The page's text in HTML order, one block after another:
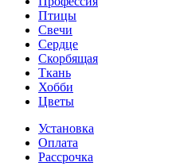
Птицы
Свечи
Сердце
Скорбящая
Ткань
Хобби
Цветы
Установка
Оплата
Рассрочка